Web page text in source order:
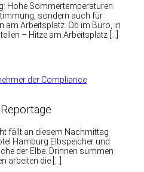
Hohe Sommertemperaturen
sondern auch für
am Arbeitsplatz. Ob im Büro, in
– Hitze am Arbeitsplatz […]
fällt an diesem Nachmittag
Hamburg Elbspeicher und
der Elbe. Drinnen summen
arbeiten die […]